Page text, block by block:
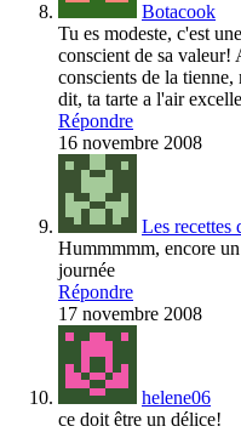
Botacook
Tu es modeste, c'est
conscient de sa valeur!
conscients de la
dit, ta tarte a l'air
Répondre
16 novembre 2008
Les recettes
Hummmmm, encore
journée
Répondre
17 novembre 2008
helene06
ce doit être un délice!